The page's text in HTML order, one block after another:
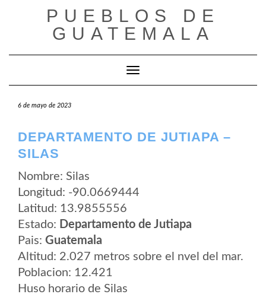
PUEBLOS DE
GUATEMALA
Cambiar modo de navegación
6 de mayo de 2023
DEPARTAMENTO DE JUTIAPA –
SILAS
Nombre: Silas
Longitud: -90.0669444
Latitud: 13.9855556
Estado: Departamento de Jutiapa
Pais: Guatemala
Altitud: 2.027 metros sobre el nvel del mar.
Poblacion: 12.421
Huso horario de Silas